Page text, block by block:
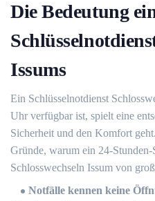
Die Bedeutung
Issums
Ein Schlüsselnotdienst
Uhr verfügbar ist, spielt eine
Sicherheit und den Komfort
Gründe, warum ein 24-Stunden-
Schlosswechseln Issum von
Notfälle kennen keine